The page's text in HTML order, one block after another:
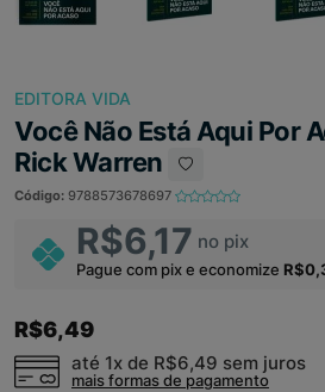
EDITORA VIDA
Você Não Está Aqui Por
Rick Warren
Código: 9788573678697
R$6,17 no pix
Pague com pix e economize
R$6,49
até 1x de R$6,49 sem juros
mais formas de pagamento